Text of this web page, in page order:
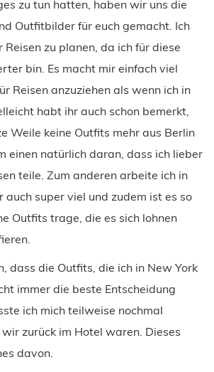
zu tun hatten, haben wir uns die
Outfitbilder für euch gemacht. Ich
Reisen zu planen, da ich für diese
bin. Es macht mir einfach viel
Reisen anzuziehen als wenn ich in
habt ihr auch schon bemerkt,
Weile keine Outfits mehr aus Berlin
einen natürlich daran, dass ich lieber
teile. Zum anderen arbeite ich in
auch super viel und zudem ist es so
Outfits trage, die es sich lohnen
dass die Outfits, die ich in New York
immer die beste Entscheidung
ich mich teilweise nochmal
zurück im Hotel waren. Dieses
davon.